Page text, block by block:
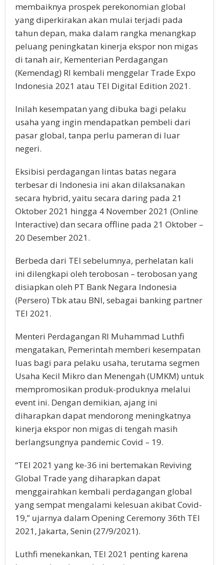
membaiknya prospek perekonomian global
yang diperkirakan akan mulai terjadi pada
tahun depan, maka dalam rangka menangkap
peluang peningkatan kinerja ekspor non migas
di tanah air, Kementerian Perdagangan
(Kemendag) RI kembali menggelar Trade Expo
Indonesia 2021 atau TEI Digital Edition 2021.
Inilah kesempatan yang dibuka bagi pelaku
usaha yang ingin mendapatkan pembeli dari
pasar global, tanpa perlu pameran di luar
negeri.
Eksibisi perdagangan lintas batas negara
terbesar di Indonesia ini akan dilaksanakan
secara hybrid, yaitu secara daring pada 21
Oktober 2021 hingga 4 November 2021 (Online
Interactive) dan secara offline pada 21 Oktober –
20 Desember 2021.
Berbeda dari TEI sebelumnya, perhelatan kali
ini dilengkapi oleh terobosan – terobosan yang
disiapkan oleh PT Bank Negara Indonesia
(Persero) Tbk atau BNI, sebagai banking partner
TEI 2021.
Menteri Perdagangan RI Muhammad Luthfi
mengatakan, Pemerintah memberi kesempatan
luas bagi para pelaku usaha, terutama segmen
Usaha Kecil Mikro dan Menengah (UMKM) untuk
mempromosikan produk-produknya melalui
event ini. Dengan demikian, ajang ini
diharapkan dapat mendorong meningkatnya
kinerja ekspor non migas di tengah masih
berlangsungnya pandemic Covid – 19.
“TEI 2021 yang ke-36 ini bertemakan Reviving
Global Trade yang diharapkan dapat
menggairahkan kembali perdagangan global
yang sempat mengalami kelesuan akibat Covid-
19,” ujarnya dalam Opening Ceremony 36th TEI
2021, Jakarta, Senin (27/9/2021).
Luthfi menekankan, TEI 2021 penting karena